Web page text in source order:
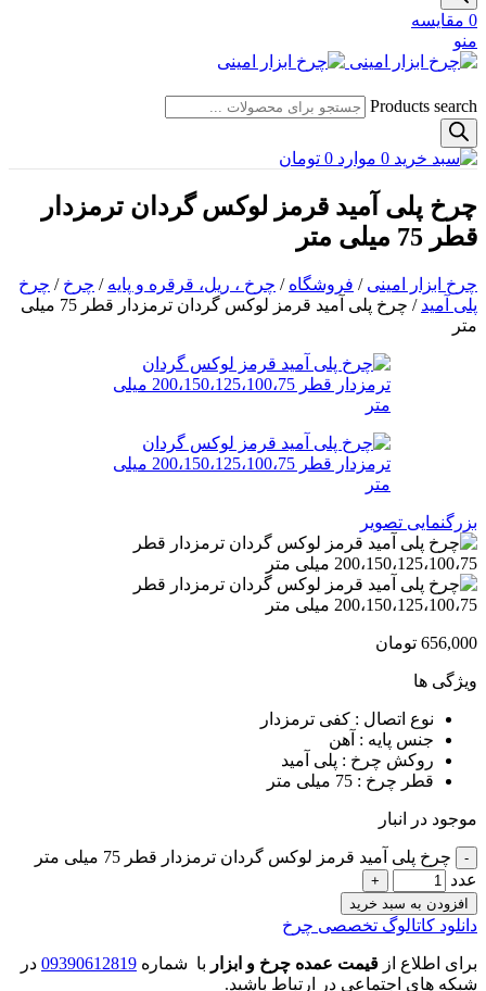
0 مقایسه
منو
Products search
0 موارد 0 تومان
چرخ پلی آمید قرمز لوکس گردان ترمزدار
قطر 75 میلی متر
چرخ ابزار امینی / فروشگاه / چرخ ، ریل، قرقره و پایه / چرخ / چرخ
پلی آمید /
چرخ پلی آمید قرمز لوکس گردان ترمزدار قطر 75 میلی
متر
بزرگنمایی تصویر
656,000 تومان
ویژگی ها
نوع اتصال : کفی ترمزدار
جنس پایه : آهن
روکش چرخ : پلی آمید
قطر چرخ : 75 میلی متر
موجود در انبار
چرخ پلی آمید قرمز لوکس گردان ترمزدار قطر 75 میلی متر
عدد
افزودن به سبد خرید
دانلود کاتالوگ تخصصی چرخ
برای اطلاع از قیمت عمده چرخ و ابزار با شماره 09390612819 در
شبکه های اجتماعی در ارتباط باشید.